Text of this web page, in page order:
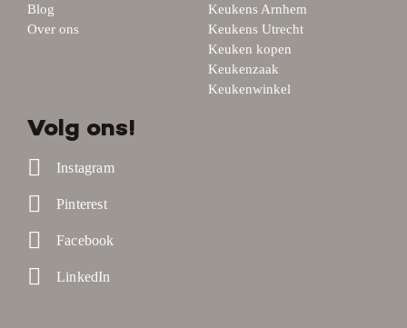
Blog
Over ons
Keukens Arnhem
Keukens Utrecht
Keuken kopen
Keukenzaak
Keukenwinkel
Volg ons!
Instagram
Pinterest
Facebook
LinkedIn